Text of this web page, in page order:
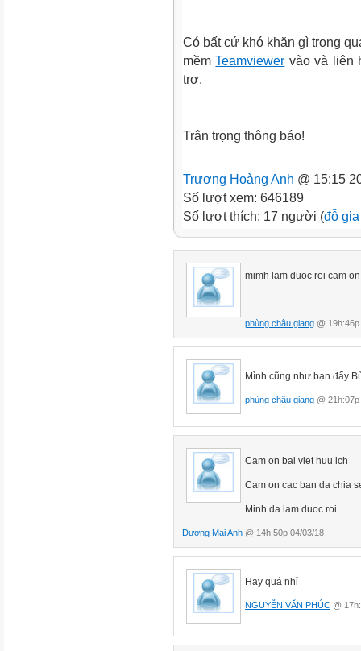
Có bất cứ khó khăn gì trong
mềmTeamviewer vào và liên
trợ.
Trân trọng thông báo!
Trương Hoàng Anh @ 15:15
Số lượt xem: 646189
Số lượt thích: 17 người (đỗ
mimh lam duoc roi cam
phùng châu giang @
Mình cũng như bạn đấy
phùng châu giang @
Cam on bai viet huu ich
Cam on cac ban da chia
Minh da lam duoc roi
Dương Mai Anh @ 14h:50p 04/03/18
Hay quá nhỉ
NGUYỄN VĂN PHÚC @